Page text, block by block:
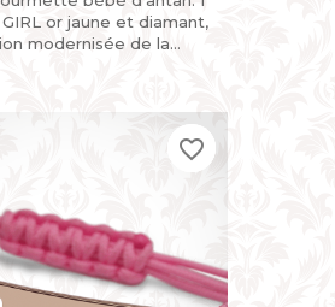
or jaune et diamant,
modernisée de la
favorite_border
favorite_border
favorite_border